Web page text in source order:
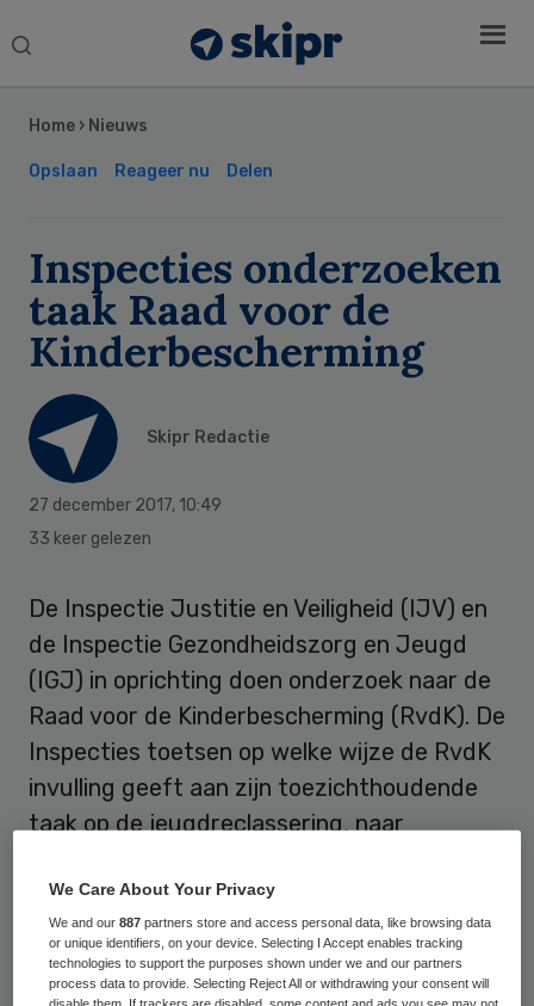
Search
Home › Nieuws
Opslaan Reageer nu Delen
Inspecties onderzoeken
taak Raad voor de
Kinderbescherming
Skipr Redactie
27 december 2017, 10:49
33 keer gelezen
De Inspectie Justitie en Veiligheid (IJV) en
de Inspectie Gezondheidszorg en Jeugd
(IGJ) in oprichting doen onderzoek naar de
Raad voor de Kinderbescherming (RvdK). De
Inspecties toetsen op welke wijze de RvdK
invulling geeft aan zijn toezichthoudende
taak op de jeugdreclassering, naar
andere onderzoeken naar deze taak.
De toezichthoudende taak van de raad is
volgens de inspecties een belangrijke
Sidebar
We Care About Your Privacy
We and our887 partners store and access personal data, like browsing data
or unique identifiers, on your device. Selecting I Accept enables tracking
technologies to support the purposes shown under we and our partners
process data to provide. Selecting Reject All or withdrawing your consent will